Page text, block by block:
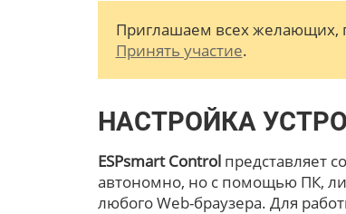
Приглашаем всех желающих,
Принять участие.
НАСТРОЙКА
ESPsmart Controlпредставляет
автономно, но с помощью ПК,
любого Web-браузера. Для